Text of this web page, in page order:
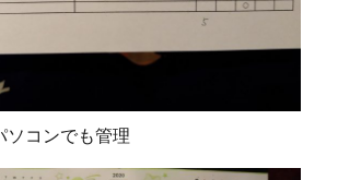
ソコンでも管理